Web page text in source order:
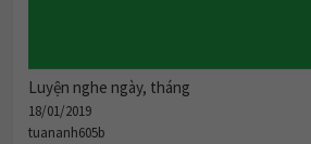
Luyện nghe ngày, tháng
18/01/2019
tuananh605b